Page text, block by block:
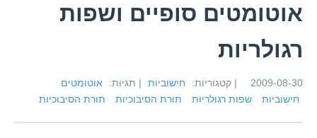
אוטומטים סופיים ושפות
רגולריות
2009-08-30 | קטגוריות: חישוביות | תגיות:
אוטומטים
חישוביות
שפות רגולריות תורת הסיבוכיות תורת הסיבוכיות